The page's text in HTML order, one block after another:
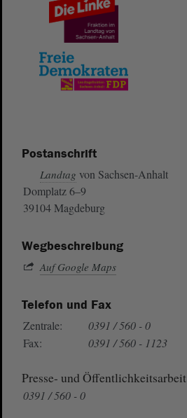
Postanschrift
Landtag von Sachsen-Anhalt
Domplatz 6–9
39104 Magdeburg
Wegbeschreibung
Auf Google Maps
Telefon und Fax
Zentrale:
0391 / 560 - 0
Fax:
0391 / 560 - 1123
Presse- und Öffentlichkeitsarbeit
0391 / 560 - 0